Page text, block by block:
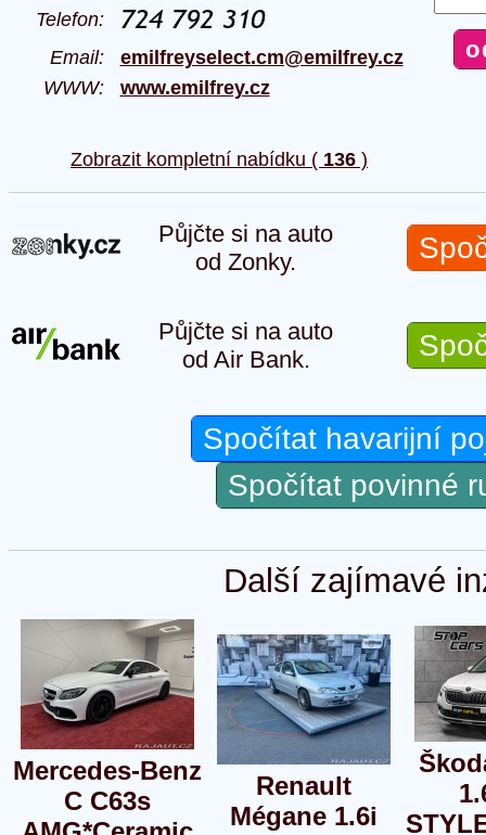
Telefon:
Email: emilfreyselect.cm@emilfrey.cz
WWW: www.emilfrey.cz
Zobrazit kompletní nabídku ( 136 )
Půjčte si na auto
od Zonky.
Půjčte si na auto
od Air Bank.
Spočítat havarijní
Spočítat povinné
Další zajímavé
Mercedes-Benz
C C63s
Renault
Mégane 1.6i